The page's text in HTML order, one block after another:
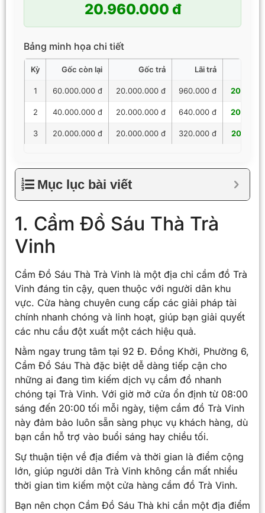
20.960.000 đ
Bảng minh họa chi tiết
Kỳ Gốc còn lại Gốc trả Lãi trả
1 60.000.000 đ 20.000.000 đ 960.000 đ
2 40.000.000 đ 20.000.000 đ 640.000 đ
3 20.000.000 đ 20.000.000 đ 320.000 đ
Mục lục bài viết
1. Cầm Đồ Sáu Thà Trà
Vinh
Cầm Đồ Sáu Thà Trà Vinh là một địa chỉ cầm đồ Trà
Vinh đáng tin cậy, quen thuộc với người dân khu
vực. Cửa hàng chuyên cung cấp các giải pháp tài
chính nhanh chóng và linh hoạt, giúp bạn giải quyết
các nhu cầu đột xuất một cách hiệu quả.
Nằm ngay trung tâm tại 92 Đ. Đồng Khởi, Phường 6,
Cầm Đồ Sáu Thà đặc biệt dễ dàng tiếp cận cho
những ai đang tìm kiếm dịch vụ cầm đồ nhanh
chóng tại Trà Vinh. Với giờ mở cửa ổn định từ 08:00
sáng đến 20:00 tối mỗi ngày, tiệm cầm đồ Trà Vinh
này đảm bảo luôn sẵn sàng phục vụ khách hàng, dù
bạn cần hỗ trợ vào buổi sáng hay chiều tối.
Sự thuận tiện về địa điểm và thời gian là điểm cộng
lớn, giúp người dân Trà Vinh không cần mất nhiều
thời gian tìm kiếm một cửa hàng cầm đồ Trà Vinh.
Bạn nên chọn Cầm Đồ Sáu Thà khi cần một địa điểm